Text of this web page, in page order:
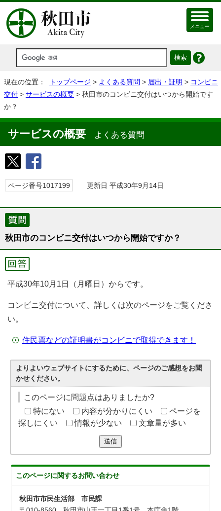
メニュー
現在の位置： トップページ > よくある質問 > 届出・証明 > コンビニ
交付 > サービスの概要 > 秋田市のコンビニ交付はいつから開始です
か？
サービスの概要 よくある質問
ページ番号1017199 更新日 平成30年9月14日
秋田市のコンビニ交付はいつから開始ですか？
平成30年10月1日（月曜日）からです。
コンビニ交付について、詳しくは次のページをご覧くださ
い。
住民票などの証明書がコンビニで取得できます！
よりよいウェブサイトにするために、ページのご感想をお聞
かせください。
このページに問題点はありましたか?
特にない
内容が分かりにくい
ページを
探しにくい
情報が少ない 文章量が多い
送信
このページに関するお問い合わせ
秋田市市民生活部 市民課